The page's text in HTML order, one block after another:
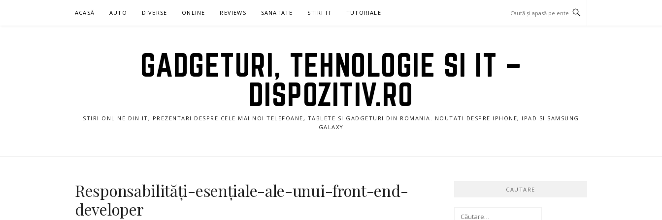
ACASĂ AUTO DIVERSE ONLINE REVIEWS SANATATE STIRI IT TUTORIALE
GADGETURI, TEHNOLOGIE SI IT –
DISPOZITIV.RO
STIRI ONLINE DIN IT, PREZENTARI DESPRE CELE MAI NOI TELEFOANE, TABLETE SI GADGETURI DIN ROMANIA. NOUTATI DESPRE IPHONE, IPAD SI SAMSUNG
GALAXY
Responsabilități-esențiale-ale-unui-front-end-
developer
CAUTARE
Caută